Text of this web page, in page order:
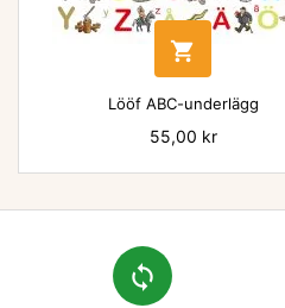

Lööf ABC-underlägg
Pris
55,00 kr
loop